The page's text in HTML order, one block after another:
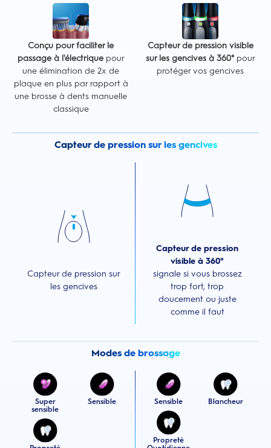
Conçu pour faciliter le
passage à l'électriquepour
une élimination de 2x de
plaque en plus par rapport à
une brosse à dents manuelle
classique
Capteur de pression visible
sur les gencives à 360°pour
protéger vos gencives
Capteur de pression sur les gencives
Capteur de pression sur
les gencives
Capteur de pression
visible à 360°
signale si vous brossez
trop fort, trop
doucement ou juste
comme il faut
Modes de brossage
Super
sensible
Sensible Sensible Blancheur
Propreté